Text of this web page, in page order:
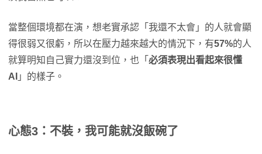
當整個環境都在演，想老實承認「我還不太會」的人就會顯
得很弱又很虧，所以在壓力越來越大的情況下，有57%的人
就算明知自己實力還沒到位，也「 必須表現出看起來很懂
AI 」的樣子。
心態3：不裝，我可能就沒飯碗了